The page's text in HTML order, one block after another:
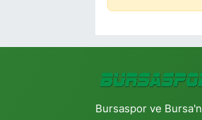
Bursaspor ve